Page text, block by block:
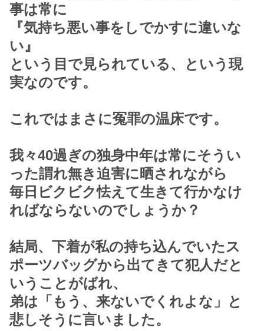
事は常に
『気持ち悪い事をしでかすに違いな
い』
という目で見られている、という現
実なのです。
これではまさに冤罪の温床です。
我々40過ぎの独身中年は常にそうい
った謂れ無き迫害に晒されながら
毎日ビクビク怯えて生きて行かなけ
ればならないのでしょうか？
結局、下着が私の持ち込んでいたス
ポーツバッグから出てきて犯人だと
いうことがばれ、
弟は「もう、来ないでくれよな」と
悲しそうに言いました。